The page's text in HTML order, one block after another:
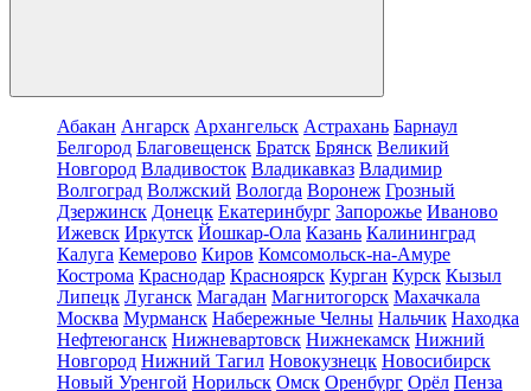
Абакан Ангарск Архангельск Астрахань Барнаул
Белгород Благовещенск Братск Брянск Великий
Новгород Владивосток Владикавказ Владимир
Волгоград Волжский Вологда Воронеж Грозный
Дзержинск Донецк Екатеринбург Запорожье Иваново
Ижевск Иркутск Йошкар-Ола Казань Калининград
Калуга Кемерово Киров Комсомольск-на-Амуре
Кострома Краснодар Красноярск Курган Курск Кызыл
Липецк Луганск Магадан Магнитогорск Махачкала
Москва Мурманск Набережные Челны Нальчик Находка
Нефтеюганск Нижневартовск Нижнекамск Нижний
Новгород Нижний Тагил Новокузнецк Новосибирск
Новый Уренгой Норильск Омск Оренбург Орёл Пенза